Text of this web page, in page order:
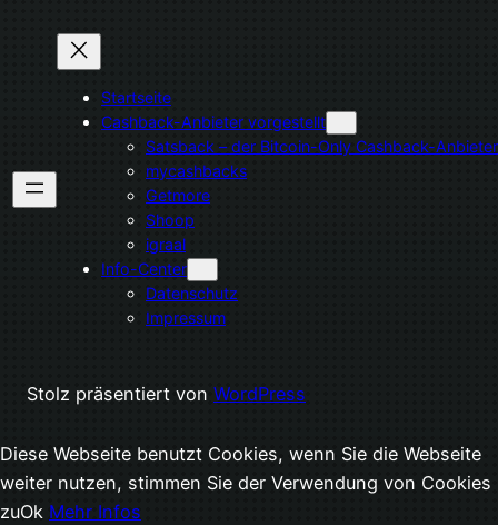
Startseite
Cashback-Anbieter vorgestellt
Satsback – der Bitcoin-Only Cashback-Anbieter
mycashbacks
Getmore
Shoop
igraal
Info-Center
Datenschutz
Impressum
Stolz präsentiert von WordPress
Diese Webseite benutzt Cookies, wenn Sie die Webseite
weiter nutzen, stimmen Sie der Verwendung von Cookies
zuOk Mehr Infos